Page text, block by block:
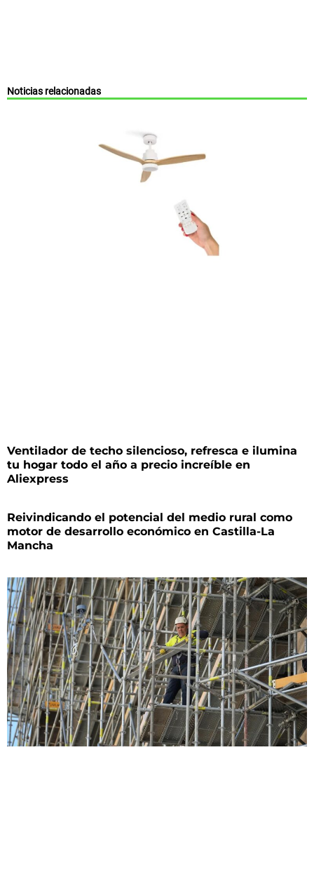
Noticias relacionadas
Ventilador de techo silencioso, refresca e ilumina
tu hogar todo el año a precio increíble en
Aliexpress
Reivindicando el potencial del medio rural como
motor de desarrollo económico en Castilla-La
Mancha